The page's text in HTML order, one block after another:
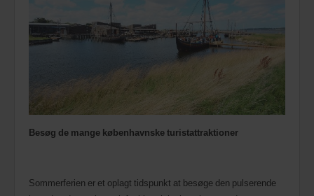
Besøg de mange københavnske turistattraktioner
Sommerferien er et oplagt tidspunkt at besøge den pulserende